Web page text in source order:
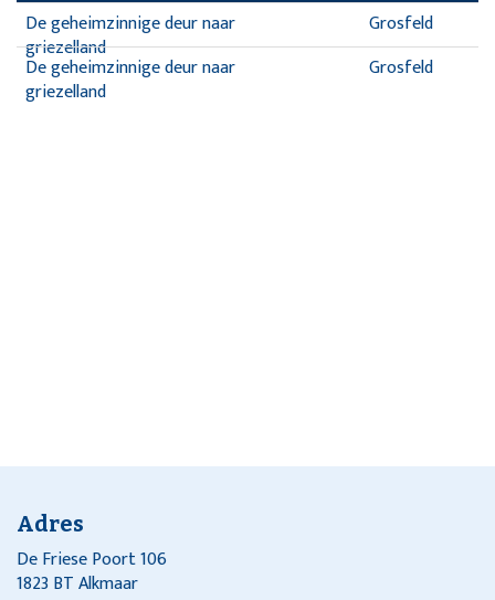
De geheimzinnige deur naar
griezelland
Grosfeld
De geheimzinnige deur naar
griezelland
Grosfeld
Adres
De Friese Poort 106
1823 BT Alkmaar